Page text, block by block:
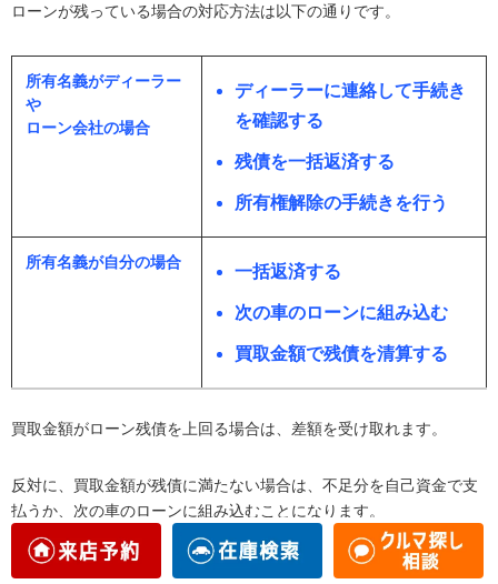
ローンが残っている場合の対応方法は以下の通りです。
所有名義がディーラー
や
ローン会社の場合
ディーラーに連絡して手続き
を確認する
残債を一括返済する
所有権解除の手続きを行う
所有名義が自分の場合 一括返済する
次の車のローンに組み込む
買取金額で残債を清算する
買取金額がローン残債を上回る場合は、差額を受け取れます。
反対に、買取金額が残債に満たない場合は、不足分を自己資金で支
払うか、次の車のローンに組み込むことになります。
ローンが残っている状態で勝手に車を売却することはできません。